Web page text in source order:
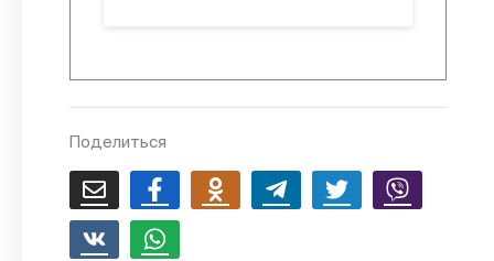
Поделиться